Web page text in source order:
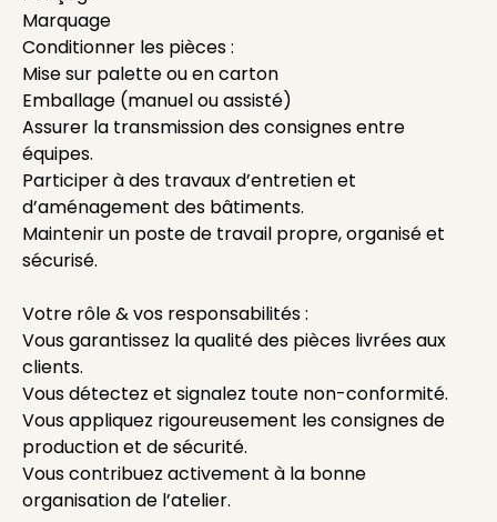
Marquage
Conditionner les pièces :
Mise sur palette ou en carton
Emballage (manuel ou assisté)
Assurer la transmission des consignes entre
équipes.
Participer à des travaux d’entretien et
d’aménagement des bâtiments.
Maintenir un poste de travail propre, organisé et
sécurisé.
Votre rôle & vos responsabilités :
Vous garantissez la qualité des pièces livrées aux
clients.
Vous détectez et signalez toute non-conformité.
Vous appliquez rigoureusement les consignes de
production et de sécurité.
Vous contribuez activement à la bonne
organisation de l’atelier.